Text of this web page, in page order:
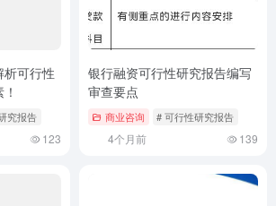
析可行性
究报告
123
银行融资可行性研究报告编写
审查要点
商业咨询 # 可行性研究报告
4个月前 139